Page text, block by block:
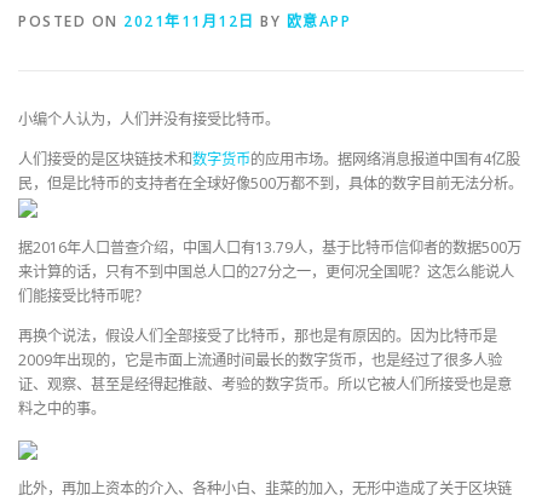
POSTED ON 2021年11月12日 BY 欧意APP
小编个人认为，人们并没有接受比特币。
人们接受的是区块链技术和数字货币的应用市场。据网络消息报道中国有4亿股
民，但是比特币的支持者在全球好像500万都不到，具体的数字目前无法分析。
据2016年人口普查介绍，中国人口有13.79人，基于比特币信仰者的数据500万
来计算的话，只有不到中国总人口的27分之一，更何况全国呢？这怎么能说人
们能接受比特币呢？
再换个说法，假设人们全部接受了比特币，那也是有原因的。因为比特币是
2009年出现的，它是市面上流通时间最长的数字货币，也是经过了很多人验
证、观察、甚至是经得起推敲、考验的数字货币。所以它被人们所接受也是意
料之中的事。
此外，再加上资本的介入、各种小白、韭菜的加入，无形中造成了关于区块链